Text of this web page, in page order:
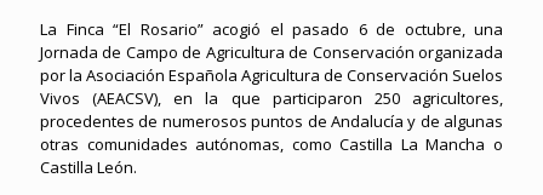
La Finca “El Rosario” acogió el pasado 6 de octubre, una
Jornada de Campo de Agricultura de Conservación organizada
por la Asociación Española Agricultura de Conservación Suelos
Vivos (AEACSV), en la que participaron 250 agricultores,
procedentes de numerosos puntos de Andalucía y de algunas
otras comunidades autónomas, como Castilla La Mancha o
Castilla León.